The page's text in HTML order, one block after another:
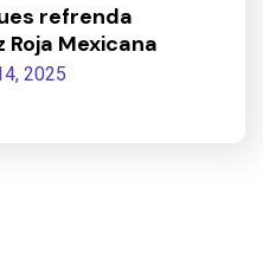
refrenda
Mexicana
2025